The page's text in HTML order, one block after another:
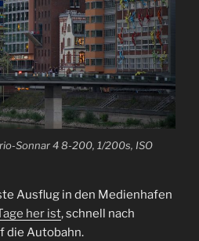
Sonnar 4 8-200, 1/200s, ISO
Ausflug in den Medienhafen
her ist, schnell nach
die Autobahn.